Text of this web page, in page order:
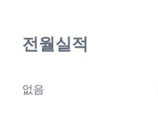
전월실적
없음